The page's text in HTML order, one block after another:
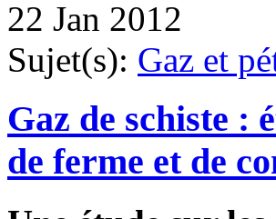
22 Jan 2012
Sujet(s): Gaz et
Gaz de schiste :
de ferme et de